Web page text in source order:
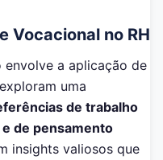
Vocacional no RH
envolve a aplicação de
uma
de trabalho
de pensamento
insights valiosos que